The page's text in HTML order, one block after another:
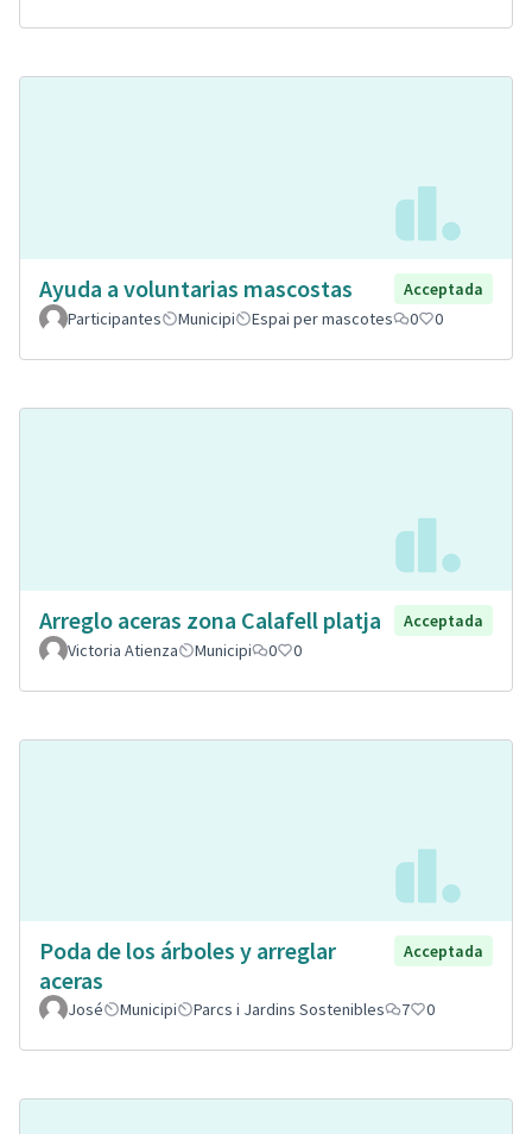
Ayuda a voluntarias mascostas
Acceptada
Participantes
Municipi Espai per mascotes 0 0
Arreglo aceras zona Calafell platja
Acceptada
Victoria Atienza
Municipi 0 0
Poda de los árboles y arreglar
aceras
Acceptada
José Municipi Parcs i Jardins Sostenibles 7 0